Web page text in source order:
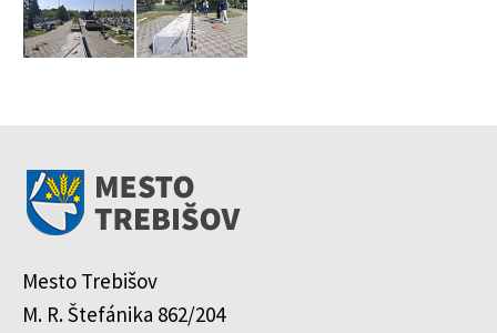
Mesto Trebišov
M. R. Štefánika 862/204